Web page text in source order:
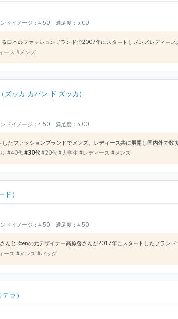
ドイメージ：4.50 満足度：5.00
ース #メンズ
ズッカ カバン ド ズッカ）
ドイメージ：4.50 満足度：5.00
ル #40代#30代 #20代 #大学生 #レディース #メンズ
）
ドイメージ：4.50 満足度：4.50
ース #メンズ #バッグ
ラ）